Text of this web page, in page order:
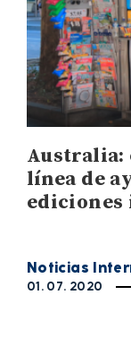
Australia:
línea de
ediciones
Noticias
01. 07. 2020